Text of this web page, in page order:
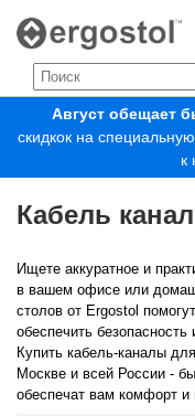
Август обещает
скидкок на
к
Кабель
Ищете аккуратное и
в вашем офисе или
столов от Ergostol
обеспечить безопасность
Купить кабель-каналы
Москве и всей России -
обеспечат вам комфорт и